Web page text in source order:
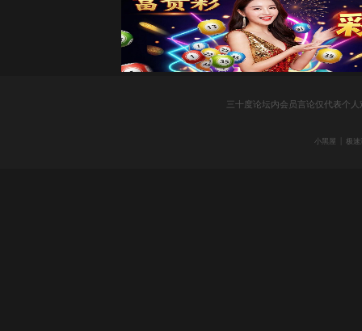
三十度论坛内会员言论仅代表个
小黑屋 极速